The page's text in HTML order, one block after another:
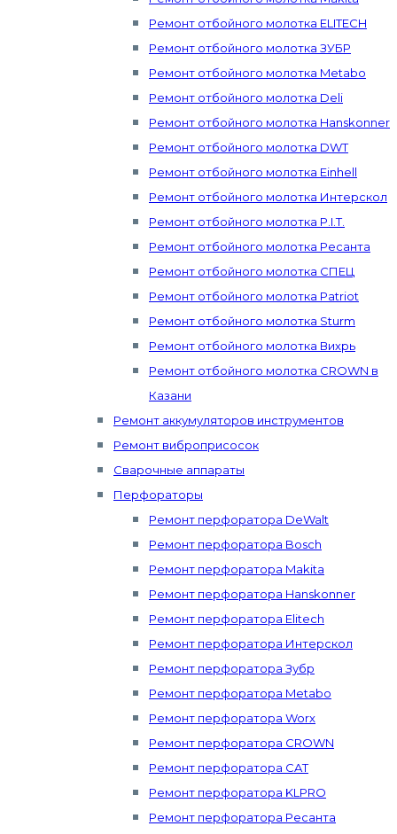
Ремонт отбойного молотка ELITECH
Ремонт отбойного молотка ЗУБР
Ремонт отбойного молотка Metabo
Ремонт отбойного молотка Deli
Ремонт отбойного молотка Hanskonner
Ремонт отбойного молотка DWT
Ремонт отбойного молотка Einhell
Ремонт отбойного молотка Интерскол
Ремонт отбойного молотка P.I.T.
Ремонт отбойного молотка Ресанта
Ремонт отбойного молотка СПЕЦ
Ремонт отбойного молотка Patriot
Ремонт отбойного молотка Sturm
Ремонт отбойного молотка Вихрь
Ремонт отбойного молотка CROWN в
Казани
Ремонт аккумуляторов инструментов
Ремонт виброприсосок
Сварочные аппараты
Перфораторы
Ремонт перфоратора DeWalt
Ремонт перфоратора Bosch
Ремонт перфоратора Makita
Ремонт перфоратора Hanskonner
Ремонт перфоратора Elitech
Ремонт перфоратора Интерскол
Ремонт перфоратора Зубр
Ремонт перфоратора Metabo
Ремонт перфоратора Worx
Ремонт перфоратора CROWN
Ремонт перфоратора CAT
Ремонт перфоратора KLPRO
Ремонт перфоратора Ресанта